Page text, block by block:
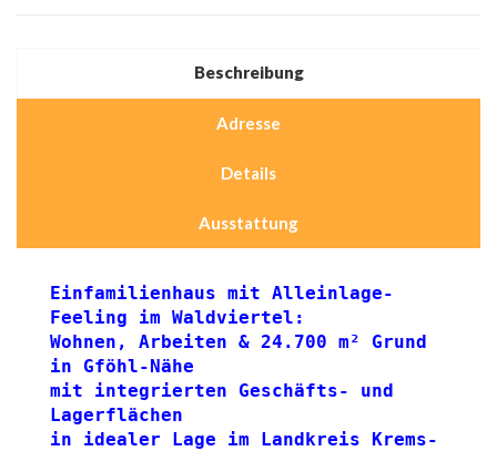
Beschreibung
Adresse
Details
Ausstattung
Einfamilienhaus mit Alleinlage-
Feeling im Waldviertel:
Wohnen, Arbeiten & 24.700 m² Grund
in Gföhl-Nähe
mit integrierten Geschäfts- und
Lagerflächen
in idealer Lage im Landkreis Krems-